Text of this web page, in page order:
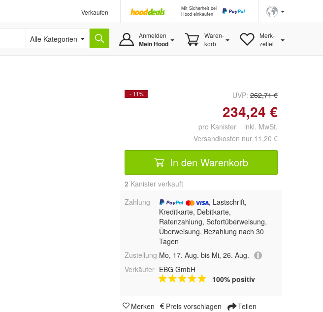
Verkaufen
Mit Sicherheit bei
Hood einkaufen
Alle Kategorien Anmelden
Mein Hood
Waren-
korb
Merk-
zettel
- 11% UVP: 262,71 €
234,24 €
pro Kanister inkl. MwSt.
Versandkosten nur 11,20 €
In den Warenkorb
2 Kanister verkauft
Zahlung
, Lastschrift,
Kreditkarte, Debitkarte,
Ratenzahlung, Sofortüberweisung,
Überweisung, Bezahlung nach 30
Tagen
Zustellung Mo, 17. Aug. bis Mi, 26. Aug.
Verkäufer EBG GmbH
100% positiv
Merken Preis vorschlagen Teilen